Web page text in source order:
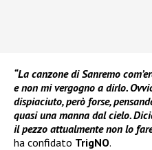
“La canzone di Sanremo
e non mi vergogno a dirlo.
dispiaciuto, però forse,
quasi una manna dal cielo.
il pezzo attualmente non lo
ha confidato TrigNO.